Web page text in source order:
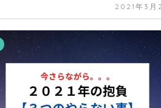
2021年3月